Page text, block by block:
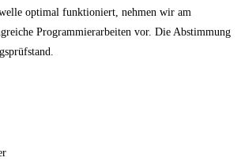
optimal funktioniert, nehmen wir am
Programmierarbeiten vor. Die Abstimmung